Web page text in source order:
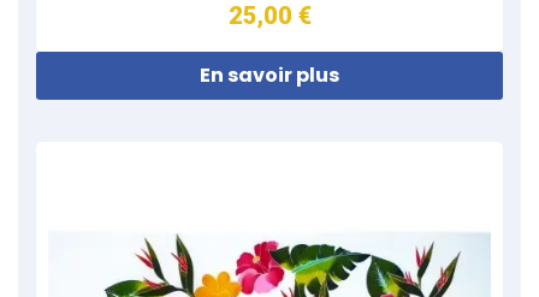
25,00 €
En savoir plus